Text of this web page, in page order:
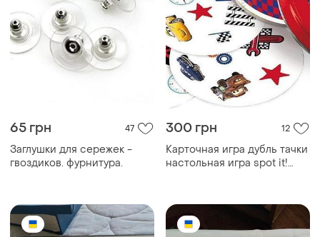
65 грн 47
Заглушки для сережек -
гвоздиков. фурнитура.
300 грн 12
Карточная игра дубль тачки
настольная игра spot it!